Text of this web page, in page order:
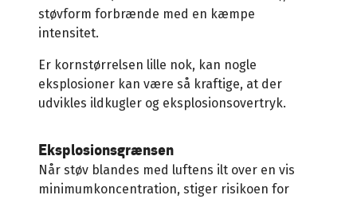
støvform forbrænde med en kæmpe
intensitet.
Er kornstørrelsen lille nok, kan nogle
eksplosioner kan være så kraftige, at der
udvikles ildkugler og eksplosionsovertryk.
Eksplosionsgrænsen
Når støv blandes med luftens ilt over en vis
minimumkoncentration, stiger risikoen for